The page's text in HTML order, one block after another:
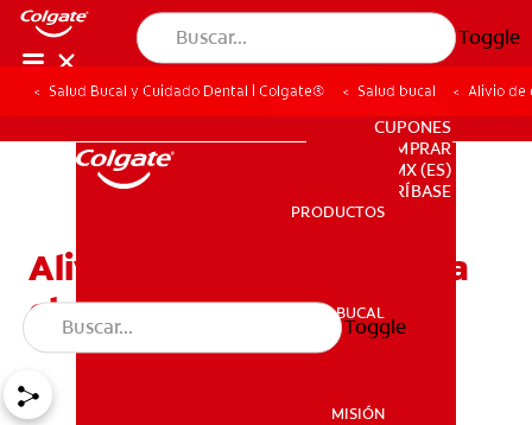
Toggle
PRODUCTOS
SALUD BUCAL
PARA PROFESIONALES
CUPONES
DONDE COMPRAR
MX (ES)
SUSCRÍBASE
PRODUCTOS
SALUD BUCAL
MISIÓN
Toggle
Salud Bucal y Cuidado Dental | Colgate® Salud bucal Alivio de
Alivio de emergencia para
el dolor dental